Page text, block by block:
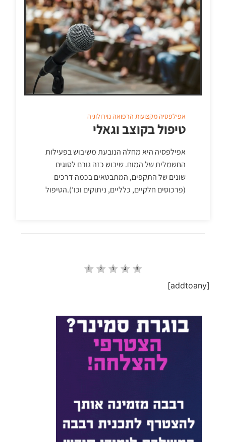
אפילפסיהמקצועות הרפואהנוירולוגיה
טיפול בקוצב וגאלי
אפילפסיה היא מחלה הנובעת משיבוש בפעילות
החשמלית של המוח. שיבוש כזה גורם לסוגים
שונים של התקפים, המתבטאים בכמה דרכים
(פרכוסים חלקיים, כלליים, ניתוקים וכו’).הטיפול
[addtoany]